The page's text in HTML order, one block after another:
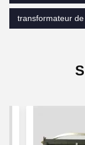
transformateur